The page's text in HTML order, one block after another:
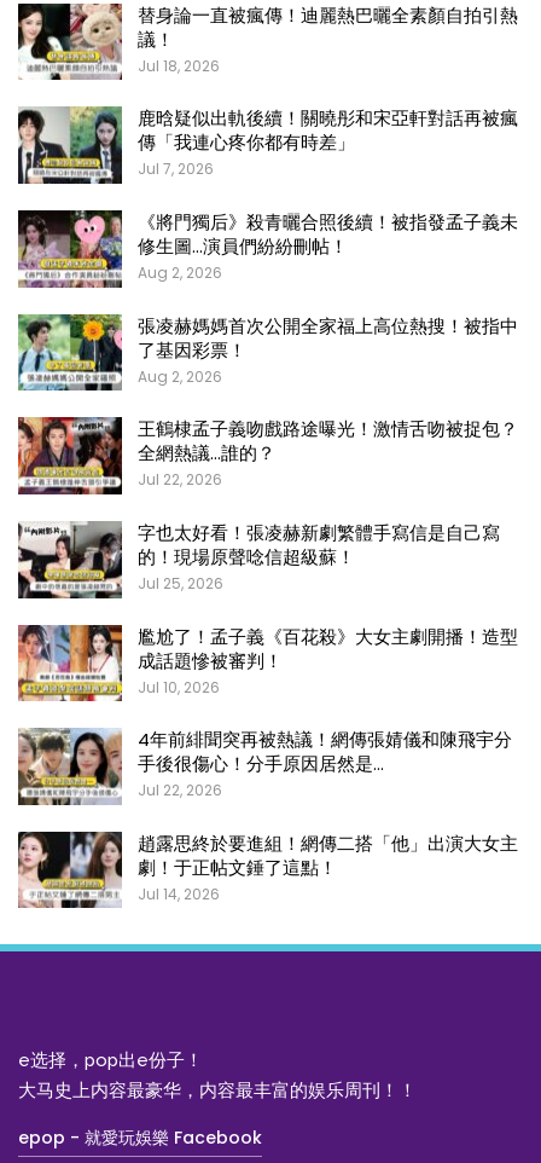
替身論一直被瘋傳！迪麗熱巴曬全素顏自拍引熱
議！
Jul 18, 2026
鹿晗疑似出軌後續！關曉彤和宋亞軒對話再被瘋
傳「我連心疼你都有時差」
Jul 7, 2026
《將門獨后》殺青曬合照後續！被指發孟子義未
修生圖…演員們紛紛刪帖！
Aug 2, 2026
張凌赫媽媽首次公開全家福上高位熱搜！被指中
了基因彩票！
Aug 2, 2026
王鶴棣孟子義吻戲路途曝光！激情舌吻被捉包？
全網熱議…誰的？
Jul 22, 2026
字也太好看！張凌赫新劇繁體手寫信是自己寫
的！現場原聲唸信超級蘇！
Jul 25, 2026
尷尬了！孟子義《百花殺》大女主劇開播！造型
成話題慘被審判！
Jul 10, 2026
4年前緋聞突再被熱議！網傳張婧儀和陳飛宇分
手後很傷心！分手原因居然是…
Jul 22, 2026
趙露思終於要進組！網傳二搭「他」出演大女主
劇！于正帖文錘了這點！
Jul 14, 2026
e选择，pop出e份子！
大马史上内容最豪华，内容最丰富的娱乐周刊！！
epop - 就愛玩娛樂 Facebook